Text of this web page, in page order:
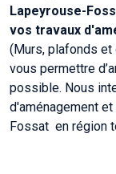
Lapeyrouse-
vos travaux
(Murs, plafonds
vous permettre
possible. Nous
d'aménagement
Fossat en région